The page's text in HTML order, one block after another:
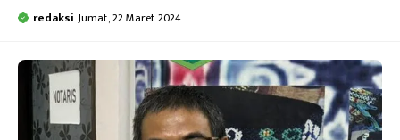
redaksi Jumat, 22 Maret 2024